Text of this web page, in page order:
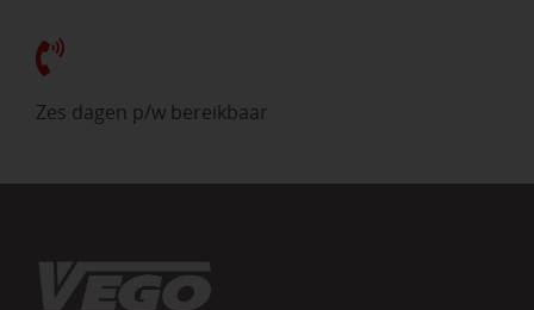
Zes dagen p/w bereikbaar